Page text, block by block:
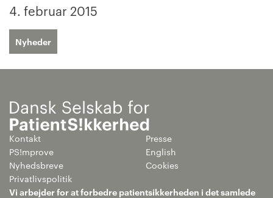
4. februar 2015
Nyheder
Kontakt
Presse
PS!mprove
English
Nyhedsbreve
Cookies
Privatlivspolitik
Vi arbejder for at forbedre patientsikkerheden i det samlede